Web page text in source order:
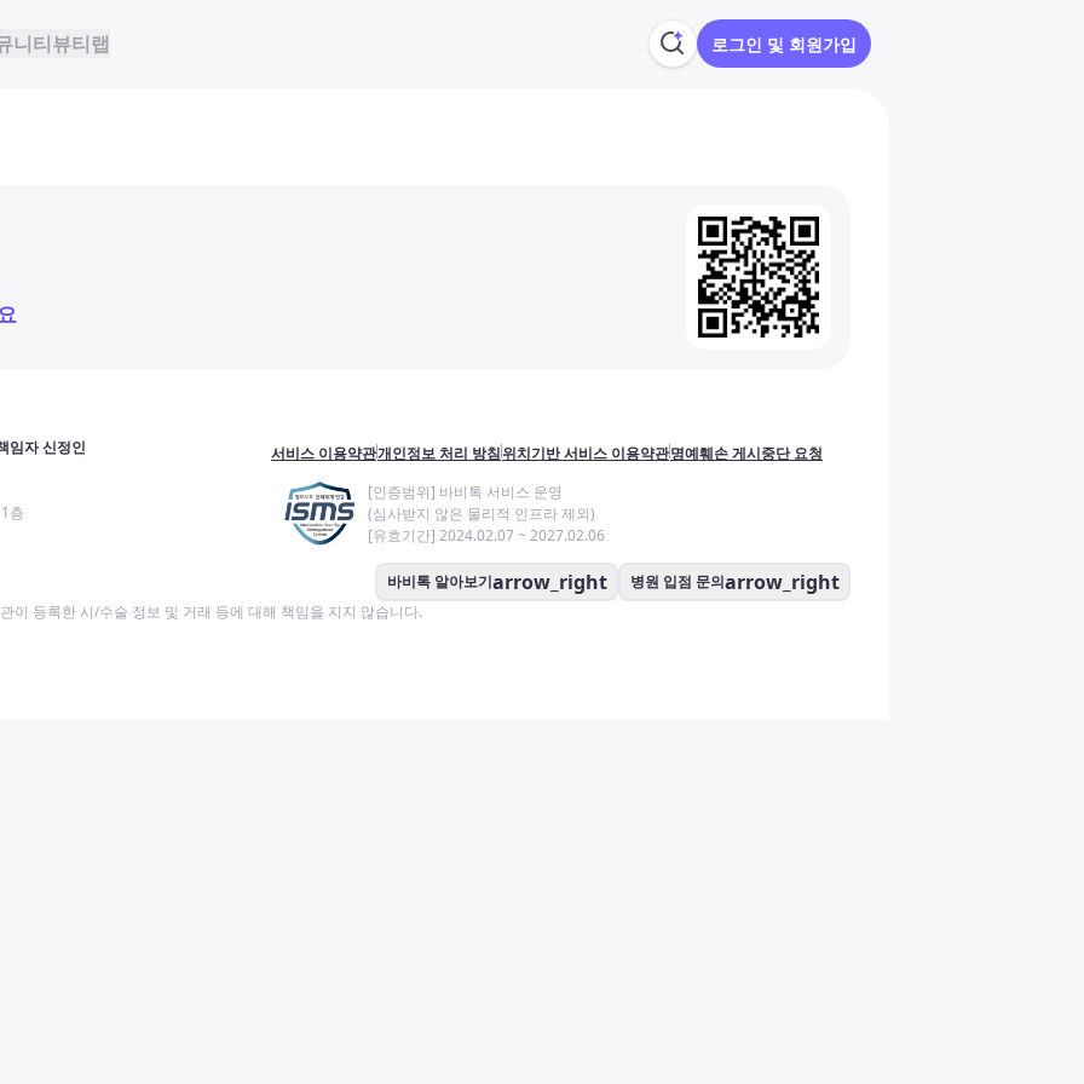
니티뷰티랩 로그인 및 회원가입
임자 신정인
층
서비스 이용약관개인정보 처리 방침위치기반 서비스 이용약관명예훼손 게시중단 요청
[인증범위] 바비톡 서비스 운영
(심사받지 않은 물리적 인프라 제외)
[유효기간] 2024.02.07 ~ 2027.02.06
바비톡 알아보기arrow_right 병원 입점 문의arrow_right
이 등록한 시/수술 정보 및 거래 등에 대해 책임을 지지 않습니다.